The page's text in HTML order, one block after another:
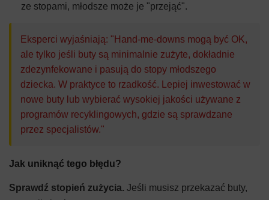
ze stopami, młodsze może je "przejąć".
Eksperci wyjaśniają: "Hand-me-downs mogą być OK,
ale tylko jeśli buty są minimalnie zużyte, dokładnie
zdezynfekowane i pasują do stopy młodszego
dziecka. W praktyce to rzadkość. Lepiej inwestować w
nowe buty lub wybierać wysokiej jakości używane z
programów recyklingowych, gdzie są sprawdzane
przez specjalistów."
Jak uniknąć tego błędu?
Sprawdź stopień zużycia. Jeśli musisz przekazać buty,